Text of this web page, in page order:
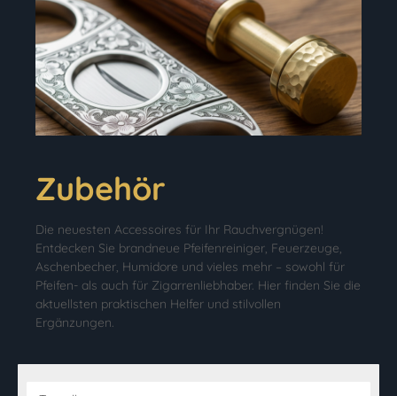
Zubehör
Die neuesten Accessoires für Ihr Rauchvergnügen!
Entdecken Sie brandneue Pfeifenreiniger, Feuerzeuge,
Aschenbecher, Humidore und vieles mehr – sowohl für
Pfeifen- als auch für Zigarrenliebhaber. Hier finden Sie die
aktuellsten praktischen Helfer und stilvollen
Ergänzungen.